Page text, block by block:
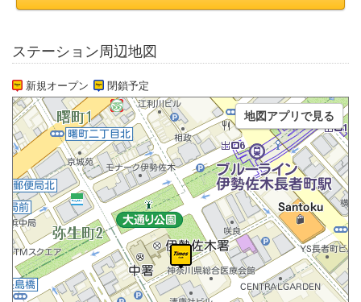
ステーション周辺地図
新規オープン 閉鎖予定
地図アプリで見る